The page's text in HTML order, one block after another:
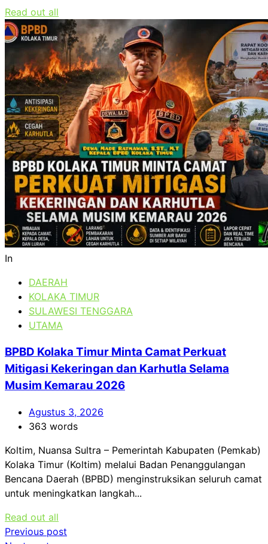
Read out all
In
DAERAH
KOLAKA TIMUR
SULAWESI TENGGARA
UTAMA
BPBD Kolaka Timur Minta Camat Perkuat
Mitigasi Kekeringan dan Karhutla Selama
Musim Kemarau 2026
Agustus 3, 2026
363 words
Koltim, Nuansa Sultra – Pemerintah Kabupaten (Pemkab)
Kolaka Timur (Koltim) melalui Badan Penanggulangan
Bencana Daerah (BPBD) menginstruksikan seluruh camat
untuk meningkatkan langkah...
Read out all
Navigasi
Previous post